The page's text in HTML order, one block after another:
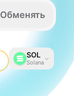
Обменять
SOL
Solana